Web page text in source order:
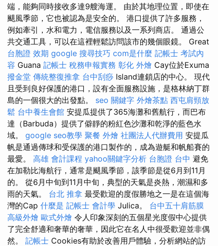
端，能夠同時接收多達9艘海運。 由於其地理位置，即使在
颶風季節，它也被認為是安全的。 港口提供了許多服務，
例如牽引，水和電力，電信服務以及一系列商店。 通過公
共交通工具，可以在這裡輕鬆訪問該市的幾個眼鏡。 Great
台胞證 效期 google 搜尋技巧 com是什麼 記帳士 考試內
容 Guana 記帳士 稅務申報實務 彰化 外燴 Cay位於Exuma
撥金堂 傳統整復推拿 台中刮痧 Island連鎖店的中心。 現代
且受到良好保護的港口，設有全面服務設施，是格林納丁群
島的一個很大的出發點。 seo 關鍵字 外燴茶點 西屯肩頸放
鬆 台中養生會館 安提瓜提供了365海灘和舊航行，而巴布
達（Barbuda）提供了僻靜的粉紅色沙灘和乾淨的藍色水
域。 google seo教學 聚餐 外燴 社團法人代辦費用 安提瓜
帆是通過傳球和受保護的港口製作的，成為遊艇和帆船賽的
最愛。 高雄 會計課程 yahoo關鍵字分析 台胞證 台中 避免
在加勒比海航行，通常是颶風季節，該季節是從6月到11月
的。 從6月中旬到11月中旬，典型的天氣是炎熱，潮濕和多
雨的天氣。 台北 推拿 最受歡迎的度假勝地之一是在這個海
灣的Cap 什麼是 記帳士 會計學 Julica。 台中五十肩筋膜
高級外燴 歐式外燴 令人印象深刻的五個星光度假中心提供
了完全舒適和奢華的奢華，因此它在名人中很受歡迎並非偶
然。 記帳士 Cookies有助於改善用戶體驗，分析網站的訪